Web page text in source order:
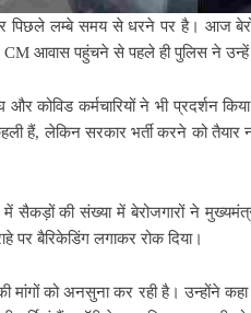
पिछले लम्बे समय से धरने पर है। आज
आवास पहुंचने से पहले ही पुलिस ने उन्हें
कोविड कर्मचारियों ने भी प्रदर्शन
हैं, लेकिन सरकार भर्ती करने को तैयार
सैकड़ों की संख्या में बेरोजगारों ने
पर बैरिकेडिंग लगाकर रोक दिया।
मांगों को अनसुना कर रही है। उन्होंने